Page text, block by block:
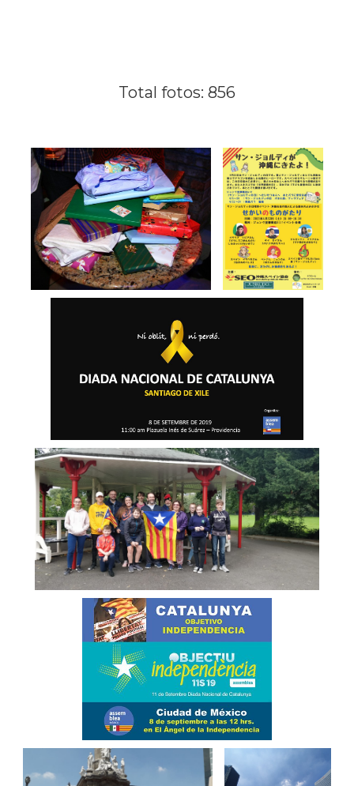
Total fotos: 856